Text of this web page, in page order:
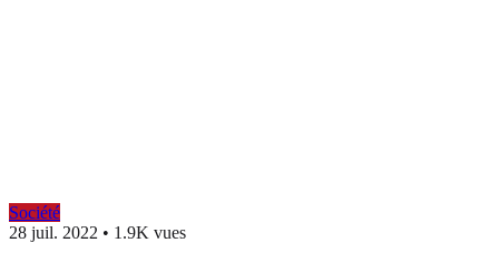
Société
28 juil. 2022 • 1.9K vues